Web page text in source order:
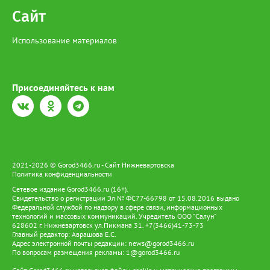
Сайт
Использование материалов
Присоединяйтесь к нам
2021-2026 © Gorod3466.ru - Сайт Нижневартовска
Политика конфиденциальности
Сетевое издание Gorod3466.ru (16+).
Свидетельство о регистрации Эл № ФС77-66798 от 15.08.2016 выдано
Федеральной службой по надзору в сфере связи, информационных
технологий и массовых коммуникаций. Учредитель ООО "Салун"
628602 г. Нижневартовск ул.Пикмана 31. +7(3466)41-73-73
Главный редактор: Аврашова Е.С.
Адрес электронной почты редакции: news@gorod3466.ru
По вопросам размещения рекламы: 1@gorod3466.ru